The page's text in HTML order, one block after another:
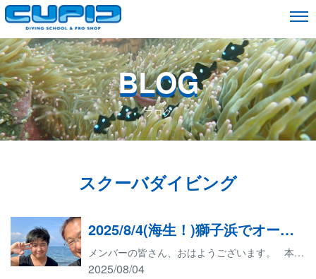
BLOG
ブログ
スクーバダイビング
2025/8/4(海生！)獅子浜でオープンウォーターダイバーコース海洋実習生！
メンバーの皆さん、おはようございます。 本日はK様のオープンウォーターダイバー講習の海洋実習のため沼津市の獅子浜ダイビングサービスに向かいます。 まずは、足柄サービスエリアでエネルギーを補充いたします。 獅子浜に到着いたしました。 天気は晴れ。30㎝くらい波があります。 初めての海洋実習なのでワクワクしているようです。 今回の海洋実習は少し波があり、若干戸惑いを見せておりましたが、すぐに慣れてしまい特に問題はなくミッションを修了いたしました。 渋滞対策として、早めに海を出発し、ガスト板橋本町店でログを付けました。 記念すべきダイブ本数1本目と2本目のログは念入りに記入しておりました。 右手首に輝く金色のダイブコンピュータの初仕事となりました。笑 キューピッドはこれからもダイビングを楽しみたいお客様や、ランクアップしたいお客様、ダイビングを始めたいお客様のサポートをしていきたいと思っております。 ご質問など、どんどんご連絡をください。 お待ちしております
2025/08/04